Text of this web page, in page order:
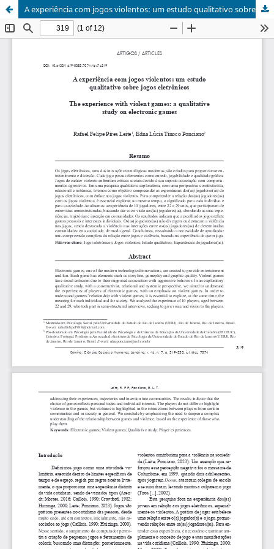
A experiência com jogos violentos: um estudo qualitativo sobre jogos eletrônicos